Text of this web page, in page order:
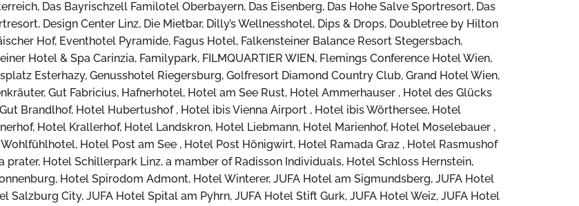
Das Bayrischzell Familotel Oberbayern, Das Eisenberg, Das Hohe Salve Sportresort, Das
Design Center Linz, Die Mietbar, Dilly’s Wellnesshotel, Dips & Drops, Doubletree by Hilton
Hof, Eventhotel Pyramide, Fagus Hotel, Falkensteiner Balance Resort Stegersbach,
Hotel & Spa Carinzia, Familypark, FILMQUARTIER WIEN, Flemings Conference Hotel Wien,
Esterhazy, Genusshotel Riegersburg, Golfresort Diamond Country Club, Grand Hotel Wien,
Gut Fabricius, Hafnerhotel, Hotel am See Rust, Hotel Ammerhauser , Hotel des Glücks
Brandlhof, Hotel Hubertushof , Hotel ibis Vienna Airport , Hotel ibis Wörthersee, Hotel
Hotel Krallerhof, Hotel Landskron, Hotel Liebmann, Hotel Marienhof, Hotel Moselebauer ,
Hotel Post am See , Hotel Post Hönigwirt, Hotel Ramada Graz , Hotel Rasmushof
Hotel Schillerpark Linz, a mamber of Radisson Individuals, Hotel Schloss Hernstein,
Hotel Spirodom Admont, Hotel Winterer, JUFA Hotel am Sigmundsberg, JUFA Hotel
Salzburg City, JUFA Hotel Spital am Pyhrn, JUFA Hotel Stift Gurk, JUFA Hotel Weiz, JUFA Hotel